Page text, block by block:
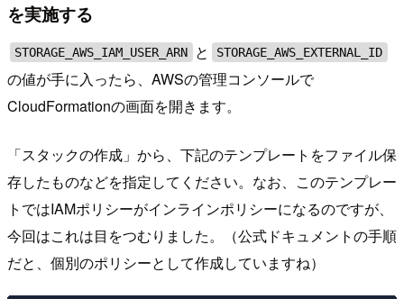
を実施する
STORAGE_AWS_IAM_USER_ARN と STORAGE_AWS_EXTERNAL_ID
の値が手に入ったら、AWSの管理コンソールで
CloudFormationの画面を開きます。
「スタックの作成」から、下記のテンプレートをファイル保
存したものなどを指定してください。なお、このテンプレー
トではIAMポリシーがインラインポリシーになるのですが、
今回はこれは目をつむりました。（公式ドキュメントの手順
だと、個別のポリシーとして作成していますね）